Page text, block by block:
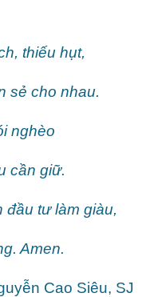
thiếu hụt,
sẻ cho nhau.
nghèo
cần giữ.
đầu tư làm giàu,
Amen.
Cao Siêu, SJ